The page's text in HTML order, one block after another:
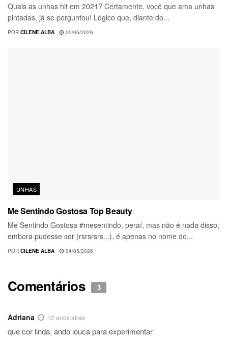
Quais as unhas hit em 2021? Certamente, você que ama unhas
pintadas, já se perguntou! Lógico que, diante do...
POR CILENE ALBA 25/05/2026
UNHAS
Me Sentindo Gostosa Top Beauty
Me Sentindo Gostosa #mesentindo, peraí, mas não é nada disso,
embora pudesse ser (rsrsrsrs...), é apenas no nome do...
POR CILENE ALBA 04/05/2026
Comentários 3
Adriana 12 anos atrás
que cor linda, ando louca para experimentar